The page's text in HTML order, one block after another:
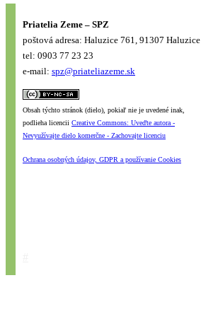
Priatelia Zeme – SPZ
poštová adresa: Haluzice 761, 91307 Haluzice
tel: 0903 77 23 23
e-mail: spz@priateliazeme.sk
Obsah týchto stránok (dielo), pokiaľ nie je uvedené inak,
podlieha licencii Creative Commons: Uveďte autora -
Nevyužívajte dielo komerčne - Zachovajte licenciu
Ochrana osobných údajov, GDPR a používanie Cookies